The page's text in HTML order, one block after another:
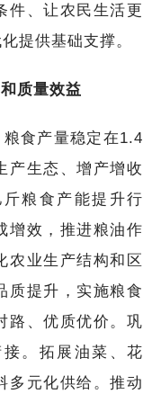
件、让农民生活更
提供基础支撑。
质量效益
粮食产量稳定在1.4
产生态、增产增收
粮食产能提升行
增效，推进粮油作
农业生产结构和区
质提升，实施粮食
路、优质优价。巩
。拓展油菜、花
多元化供给。推动